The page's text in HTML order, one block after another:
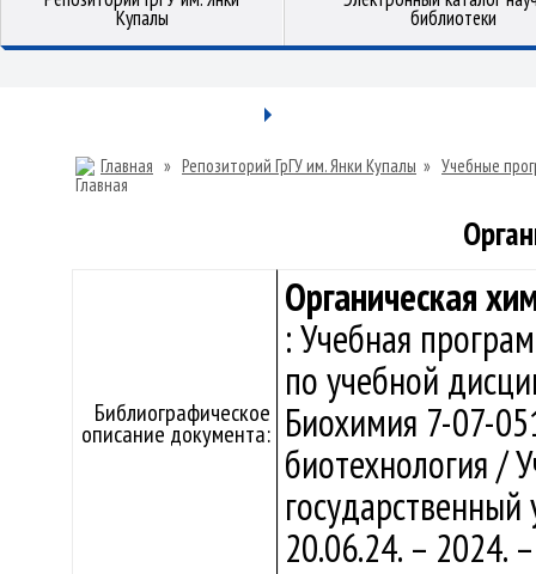
Купалы библиотеки
Главная » Репозиторий ГрГУ им. Янки Купалы » Учебные
Библиографическое
описание документа:
Органическая
: Учебная
по учебной
Биохимия 7-07-
биотехнология /
20.06.24. –